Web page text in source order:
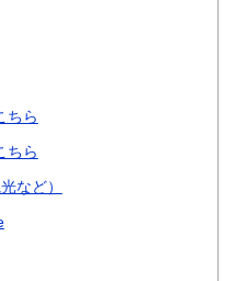
ちら
ちら
など）